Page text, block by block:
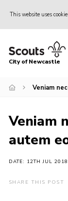
This website uses
Home
Join
News
Contact
Activity
Parent
City of Newcastle
Veniam
Veniam
autem
DATE: 12TH JUL 2018
SHARE THIS POST